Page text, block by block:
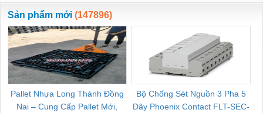
ewara
CHUA CHAY
Sản phẩm mới (147896)
Pallet Nhựa Long Thành Đồng
Nai – Cung Cấp Pallet Mới,
Bộ Chống Sét Nguồn 3 Pha 5
Dây Phoenix Contact FLT-SEC-